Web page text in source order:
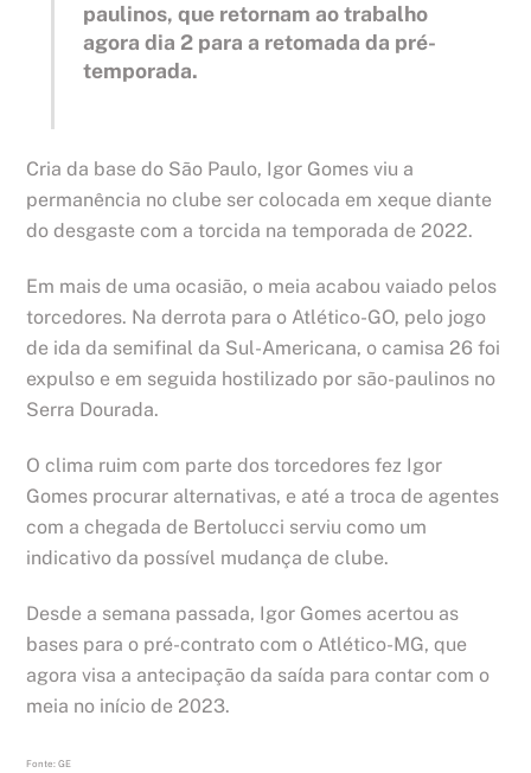
paulinos, que retornam ao trabalho
agora dia 2 para a retomada da pré-
temporada.
Cria da base do São Paulo, Igor Gomes viu a
permanência no clube ser colocada em xeque diante
do desgaste com a torcida na temporada de 2022.
Em mais de uma ocasião, o meia acabou vaiado pelos
torcedores. Na derrota para o Atlético-GO, pelo jogo
de ida da semifinal da Sul-Americana, o camisa 26 foi
expulso e em seguida hostilizado por são-paulinos no
Serra Dourada.
O clima ruim com parte dos torcedores fez Igor
Gomes procurar alternativas, e até a troca de agentes
com a chegada de Bertolucci serviu como um
indicativo da possível mudança de clube.
Desde a semana passada, Igor Gomes acertou as
bases para o pré-contrato com o Atlético-MG, que
agora visa a antecipação da saída para contar com o
meia no início de 2023.
Fonte: GE